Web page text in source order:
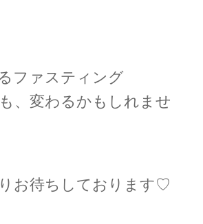
ファスティング
、変わるかもしれませ
お待ちしております♡